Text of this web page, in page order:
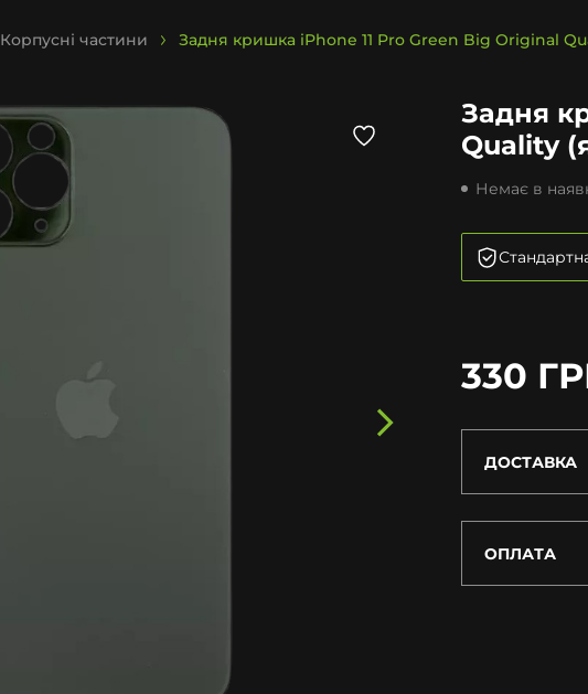
Корпусні частини Задня кришка iPhone 11 Pro Green Big Original
Задня
Quality
Немає в
330
ДОСТАВКА
ОПЛАТА